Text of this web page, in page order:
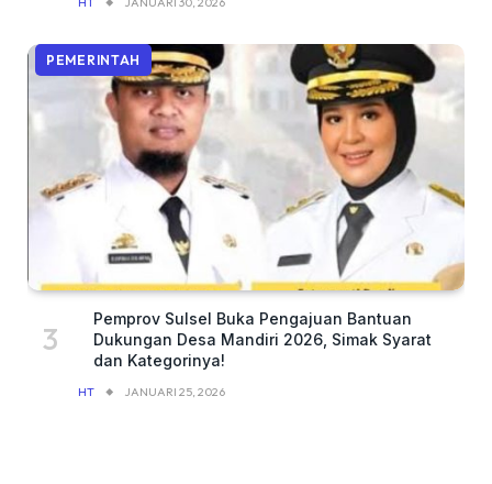
PEMERINTAH
Pemprov Sulsel Buka Pengajuan Bantuan
Dukungan Desa Mandiri 2026, Simak Syarat
dan Kategorinya!
HT JANUARI 25, 2026